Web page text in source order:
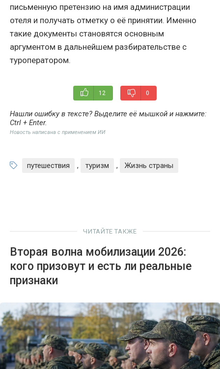
письменную претензию на имя администрации
отеля и получать отметку о её принятии. Именно
такие документы становятся основным
аргументом в дальнейшем разбирательстве с
туроператором.
12 0
Нашли ошибку в тексте? Выделите её мышкой и нажмите:
Ctrl + Enter.
Новость написана с применением ИИ
путешествия , туризм , Жизнь страны
ЧИТАЙТЕ ТАКЖЕ
Вторая волна мобилизации 2026:
кого призовут и есть ли реальные
признаки